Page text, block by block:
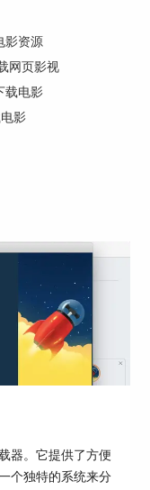
制的网址粘贴
，稍等片刻便能
原地址（注：有
重新启动解析网
解析出的视频
视频，单击右
。
影资源
网页影视
载电影
影
器。它提供了方便
个独特的系统来分